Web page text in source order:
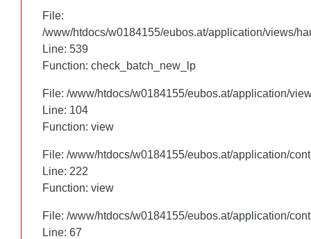
File:
/www/htdocs/w0184155/eubos.at/application/views/
Line: 460
Function: check_batch_new_lp
File: /www/htdocs/w0184155/eubos.at/application/
Line: 104
Function: view
File: /www/htdocs/w0184155/eubos.at/application/
Line: 222
Function: view
File: /www/htdocs/w0184155/eubos.at/application/
Line: 67
File:
/www/htdocs/w0184155/eubos.at/application/views/
Line: 539
Function: check_batch_new_lp
File: /www/htdocs/w0184155/eubos.at/application/
Line: 104
Function: view
File: /www/htdocs/w0184155/eubos.at/application/
Line: 222
Function: view
File: /www/htdocs/w0184155/eubos.at/application/
Line: 67